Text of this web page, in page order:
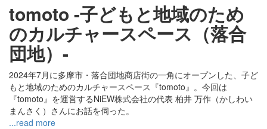
tomoto -子どもと地域のため
のカルチャースペース（落合
団地）-
2024年7月に多摩市・落合団地商店街の一角にオープンした、子ど
もと地域のためのカルチャースペース『tomoto』。今回は
『tomoto』を運営するNiEW株式会社の代表 柏井 万作（かしわい
まんさく）さんにお話を伺った。
...read more